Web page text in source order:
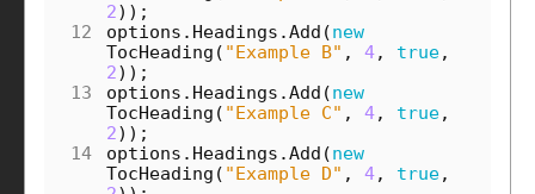
2));
12
options . Headings .Add (new
TocHeading ( "Example B" , 4, true,
2));
13
options . Headings .Add (new
TocHeading ( "Example C" , 4, true,
2));
14
options . Headings .Add (new
TocHeading ( "Example D" , 4, true,